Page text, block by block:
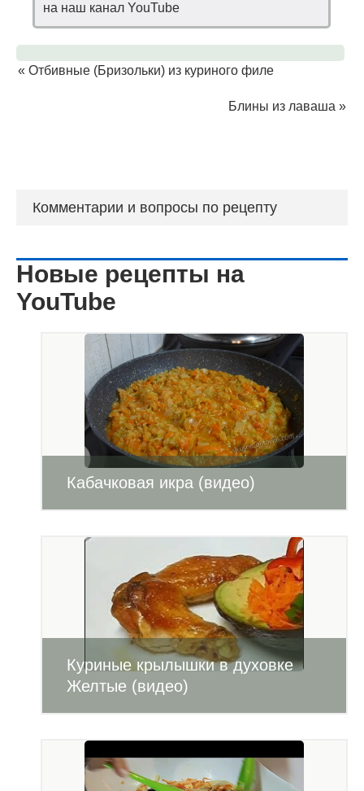
на наш канал YouTube
« Отбивные (Бризольки) из куриного филе
Блины из лаваша »
Комментарии и вопросы по рецепту
Новые рецепты на
YouTube
Кабачковая икра (видео)
Куриные крылышки в духовке
Желтые (видео)